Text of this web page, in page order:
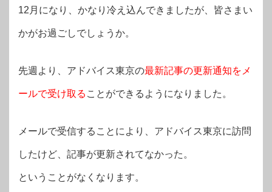
12月になり、かなり冷え込んできましたが、皆さまい
かがお過ごしでしょうか。
先週より、アドバイス東京の最新記事の更新通知をメ
ールで受け取る ことができるようになりました。
メールで受信することにより、アドバイス東京に訪問
したけど、記事が更新されてなかった。
ということがなくなります。